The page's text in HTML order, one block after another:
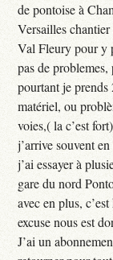
de pontoise à
Versailles
Val Fleury pour y
pas de
pourtant je prends
matériel, ou
voies,( la c’est fort)
j’arrive souvent
j’ai essayer à
gare du nord
avec en plus,
excuse nous est
J’ai un